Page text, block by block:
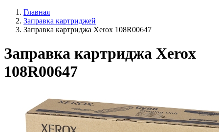
Главная
Заправка картриджей
Заправка картриджа Xerox 108R00647
Заправка картриджа Xerox
108R00647